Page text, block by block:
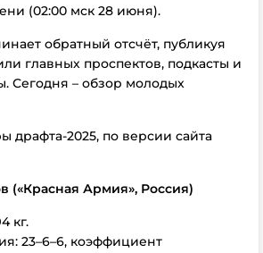
(02:00 мск 28 июня).
обратный отсчёт, публикуя
главных проспектов, подкасты и
Сегодня – обзор молодых
драфта-2025, по версии сайта
(«Красная Армия», Россия)
кг.
23–6–6, коэффициент